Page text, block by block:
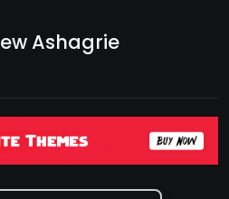
Ashagrie